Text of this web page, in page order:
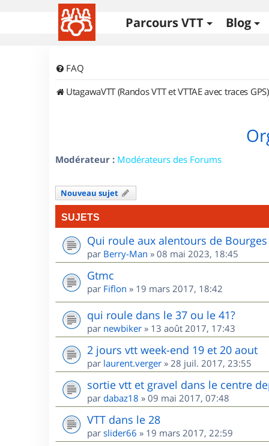
Parcours VTT Blog
FAQ
UtagawaVTT (Randos VTT et VTTAE avec traces GPS)
Modérateur : Modérateurs des Forums
Nouveau sujet
SUJETS
Qui roule aux alentours de Bourges
par Berry-Man » 08 mai 2023, 18:45
Gtmc
par Fiflon » 19 mars 2017, 18:42
qui roule dans le 37 ou le 41?
par newbiker » 13 août 2017, 17:43
2 jours vtt week-end 19 et 20 aout
par laurent.verger » 28 juil. 2017, 23:55
sortie vtt et gravel dans le centre
par dabaz18 » 09 mai 2017, 07:48
VTT dans le 28
par slider66 » 19 mars 2017, 22:59